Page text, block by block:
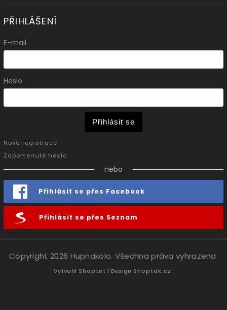
PŘIHLÁŠENÍ
E-mail
Heslo
Přihlásit se
Nová registrace
Zapomenuté heslo
nebo
Přihlásit se přes Facebook
Přihlásit se přes Seznam
Copyright 2026 Hupnakolo. Všechna práva vyhrazena.
Vytvořil Shoptet | Design Shoptak.cz.